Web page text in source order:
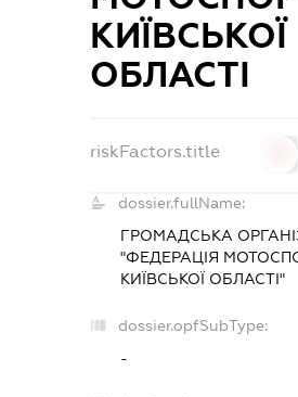
КИЇВСЬКОЇ
ОБЛАСТІ
riskFactors.title
dossier.fullName:
ГРОМАДСЬКА
"ФЕДЕРАЦІЯ
КИЇВСЬКОЇ ОБЛАСТІ"
dossier.opfSubType:
-